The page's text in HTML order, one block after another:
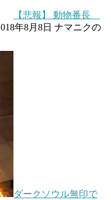
【悲報】 動物番長
年8月8日 ナマニクの
ダークソウル無印で